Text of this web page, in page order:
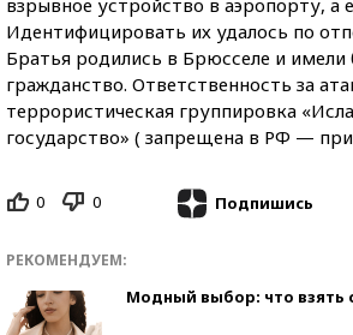
взрывное устройство в аэропорту, а
Идентифицировать их удалось по
Братья родились в Брюсселе и имели
гражданство. Ответственность за
террористическая группировка
государство» ( запрещена в РФ —
0 0 Подпишись
РЕКОМЕНДУЕМ:
Модный выбор: что взять